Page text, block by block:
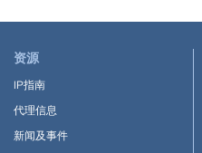
资源
IP指南
代理信息
新闻及事件